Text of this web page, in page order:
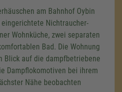
am Bahnhof Oybin
Nichtraucher-
Wohnküche, zwei separaten
Bad. Die Wohnung
Blick auf die dampfbetriebene
Dampflokomotiven bei ihrem
Nähe beobachten